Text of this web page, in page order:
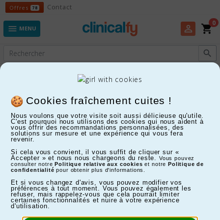
Cookies fraîchement cuites !
Nous voulons que votre visite soit aussi délicieuse qu'utile.
C'est pourquoi nous utilisons des cookies qui nous aident à
vous offrir des recommandations personnalisées, des
solutions sur mesure et une expérience qui vous fera
revenir.
Si cela vous convient, il vous suffit de cliquer sur «
Accepter » et nous nous chargeons du reste.
Vous pouvez
consulter notrePolitique relative aux cookies et notrePolitique de
confidentialité pour obtenir plus d'informations.
Et si vous changez d'avis, vous pouvez modifier vos
préférences à tout moment. Vous pouvez également les
refuser, mais rappelez-vous que cela pourrait limiter
certaines fonctionnalités et nuire à votre expérience
d'utilisation.
Offres 78 OffresContact
 MENU perm_identity shopping_cart
0

Stéthoscopes Riester
FILTRER
Affichage 1-14 de 14 article(s)
39% 45%